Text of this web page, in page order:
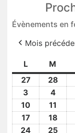
Évènements en
Mois
Llundi M
27
2025
28
3
Fév
2025
44
Fév
2025
10
2025
11
Fév
17
Fév
18
Fév
24 25